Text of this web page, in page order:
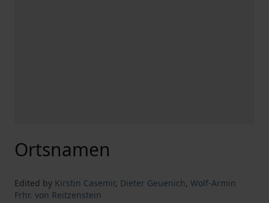
Ortsnamen
Edited by Kirstin Casemir, Dieter Geuenich, Wolf-Armin
Frhr. von Reitzenstein